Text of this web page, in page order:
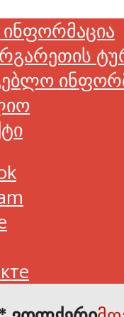
ინფორმაცია